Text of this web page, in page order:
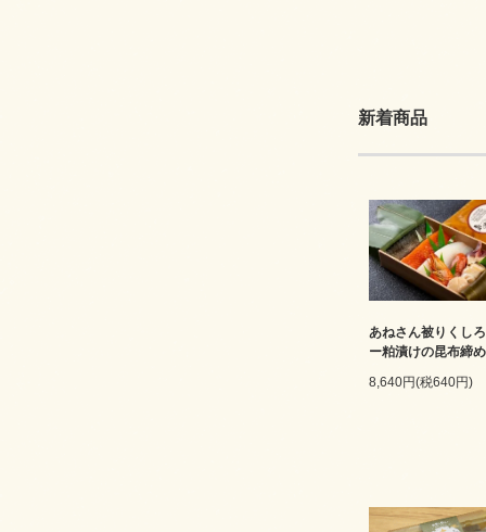
新着商品
あねさん被りくし
ー粕漬けの昆布締め
8,640円(税640円)